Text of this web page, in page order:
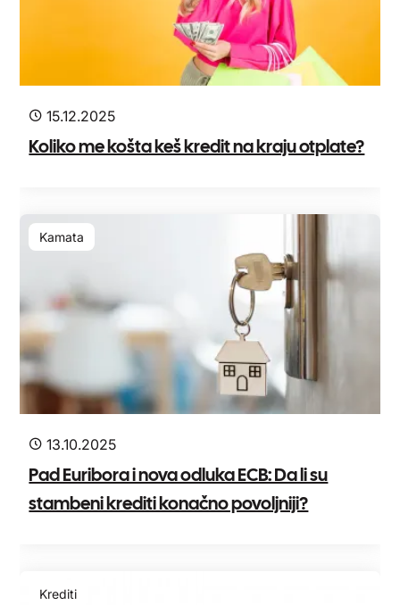
15.12.2025
Koliko me košta keš kredit na kraju otplate?
Kamata
13.10.2025
Pad Euribora i nova odluka ECB: Da li su
stambeni krediti konačno povoljniji?
Krediti